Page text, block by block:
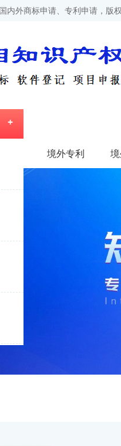
内外商标申请、专利申请，版
境外专利